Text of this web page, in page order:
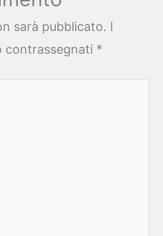
sarà pubblicato. I
contrassegnati *